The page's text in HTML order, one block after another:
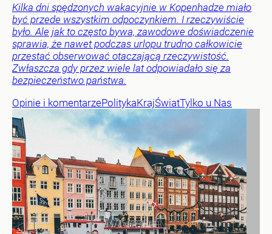
Kilka dni spędzonych wakacyjnie w Kopenhadze miało
być przede wszystkim odpoczynkiem. I rzeczywiście
było. Ale jak to często bywa, zawodowe doświadczenie
sprawia, że nawet podczas urlopu trudno całkowicie
przestać obserwować otaczającą rzeczywistość.
Zwłaszcza gdy przez wiele lat odpowiadało się za
bezpieczeństwo państwa.
Opinie i komentarzePolitykaKrajŚwiatTylko u Nas